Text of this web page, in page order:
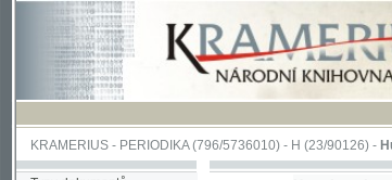
KRAMERIUS-PERIODIKA(796/5736010) -H(23/90126) -
Typy dokumentů
Hurtuimosia